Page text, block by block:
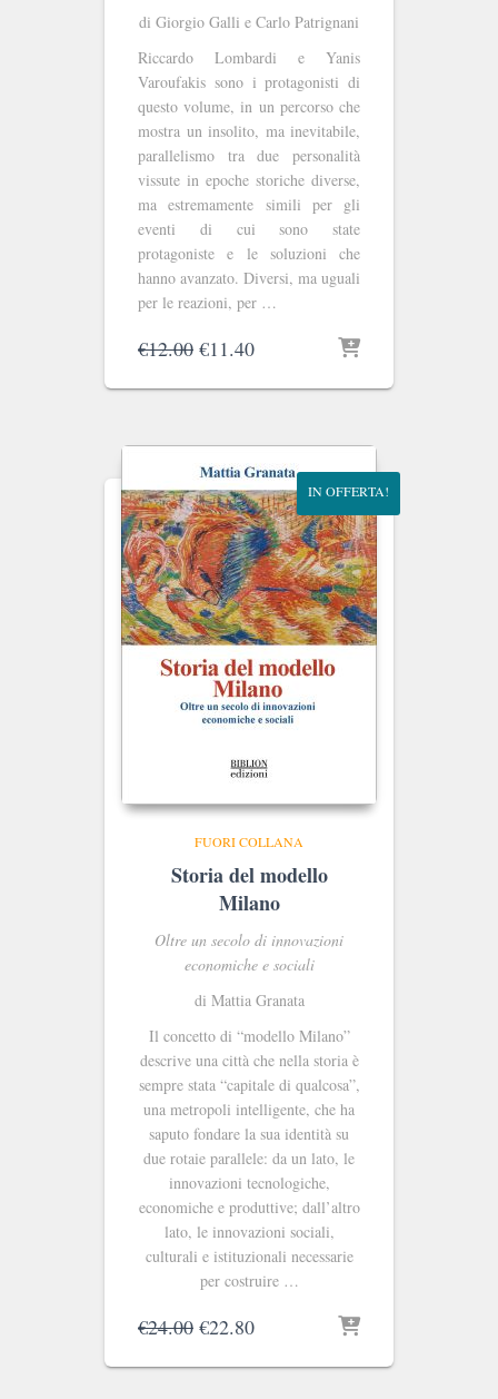
di Giorgio Galli e Carlo Patrignani
Riccardo Lombardi e Yanis
Varoufakis sono i protagonisti di
questo volume, in un percorso che
mostra un insolito, ma inevitabile,
parallelismo tra due personalità
vissute in epoche storiche diverse,
ma estremamente simili per gli
eventi di cui sono state
protagoniste e le soluzioni che
hanno avanzato. Diversi, ma uguali
per le reazioni, per …
€12.00 Il
originale
€12.00.
€11.40Il
attuale
€11.40.
IN OFFERTA!
FUORI COLLANA
Storia del modello
Milano
Oltre un secolo di innovazioni
economiche e sociali
di Mattia Granata
Il concetto di “modello Milano”
descrive una città che nella storia è
sempre stata “capitale di qualcosa”,
una metropoli intelligente, che ha
saputo fondare la sua identità su
due rotaie parallele: da un lato, le
innovazioni tecnologiche,
economiche e produttive; dall’altro
lato, le innovazioni sociali,
culturali e istituzionali necessarie
per costruire …
€24.00 Il
originale
€22.80Il
attuale